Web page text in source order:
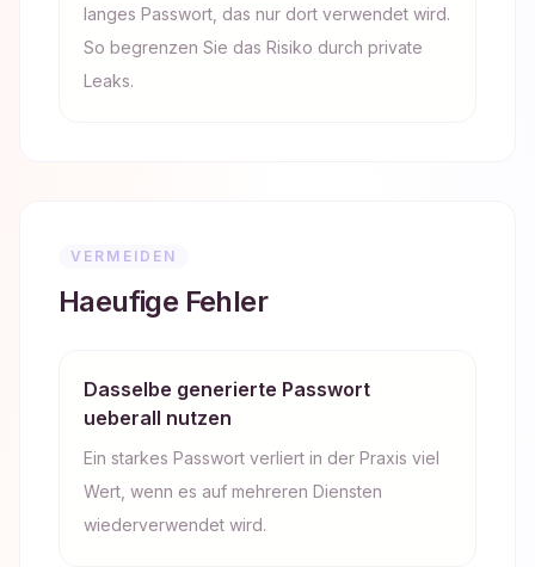
langes Passwort, das nur dort verwendet wird.
So begrenzen Sie das Risiko durch private
Leaks.
VERMEIDEN
Haeufige Fehler
Dasselbe generierte Passwort
ueberall nutzen
Ein starkes Passwort verliert in der Praxis viel
Wert, wenn es auf mehreren Diensten
wiederverwendet wird.